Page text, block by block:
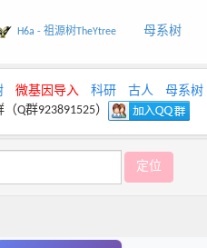
H6a - 祖源树TheYtree 母系树
微基因导入 科研 古人
母系树
Q群923891525）